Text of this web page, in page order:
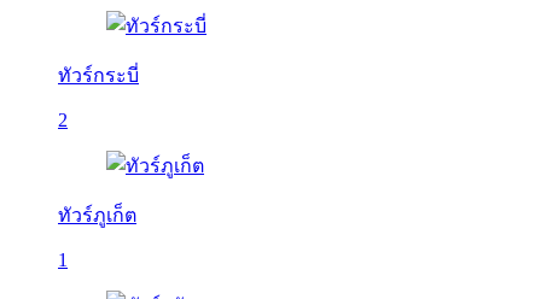
ทัวร์กระบี่
2
ทัวร์ภูเก็ต
1